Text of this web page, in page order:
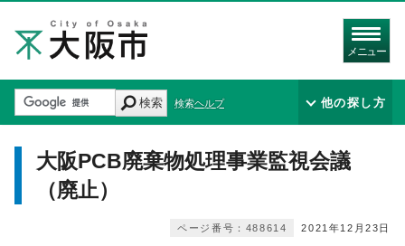
メニュー
検索 検索ヘルプ 他の探し方
大阪PCB廃棄物処理事業監視会議
（廃止）
2021年12月23日
ページ番号：488614